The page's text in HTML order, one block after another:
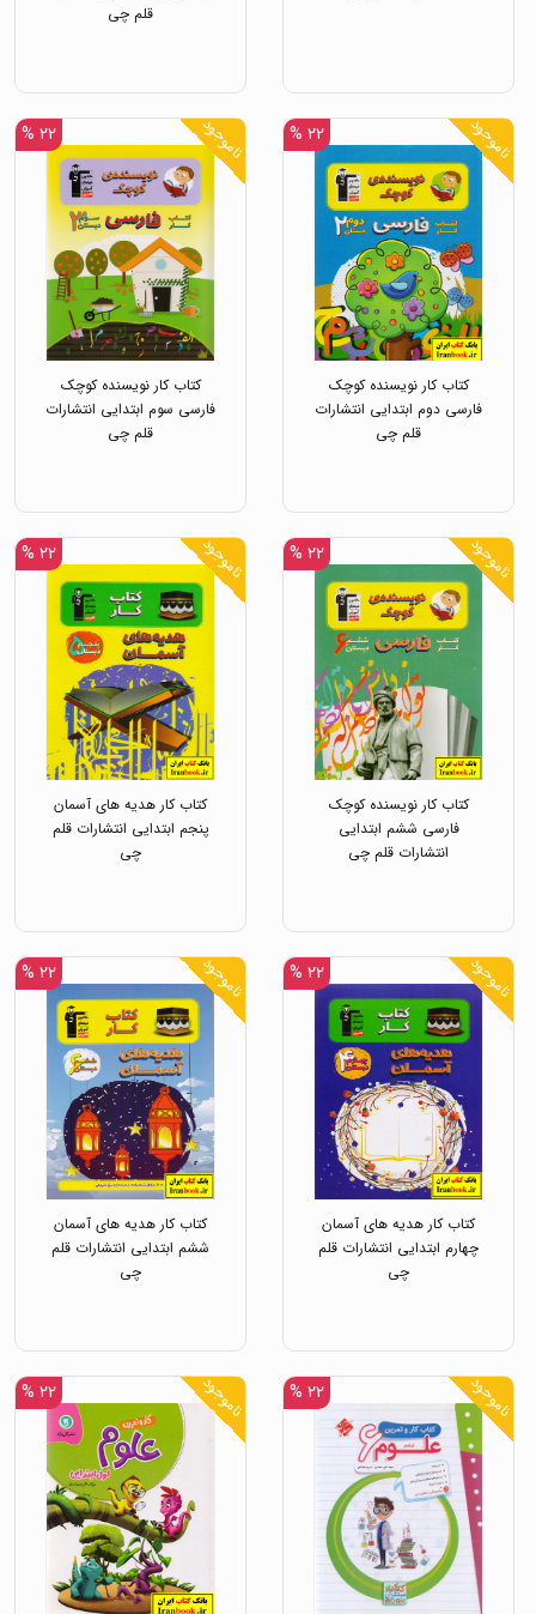
قلم چی
ناموجود ۲۲ %
کتاب کار نویسنده کوچک
فارسی دوم ابتدایی انتشارات
قلم چی
ناموجود ۲۲ %
کتاب کار نویسنده کوچک
فارسی سوم ابتدایی انتشارات
قلم چی
ناموجود ۲۲ %
کتاب کار نویسنده کوچک
فارسی ششم ابتدایی
انتشارات قلم چی
ناموجود ۲۲ %
کتاب کار هدیه های آسمان
پنجم ابتدایی انتشارات قلم
چی
ناموجود ۲۲ %
کتاب کار هدیه های آسمان
چهارم ابتدایی انتشارات قلم
چی
ناموجود ۲۲ %
کتاب کار هدیه های آسمان
ششم ابتدایی انتشارات قلم
چی
ناموجود ۲۲ % ناموجود ۲۲ %